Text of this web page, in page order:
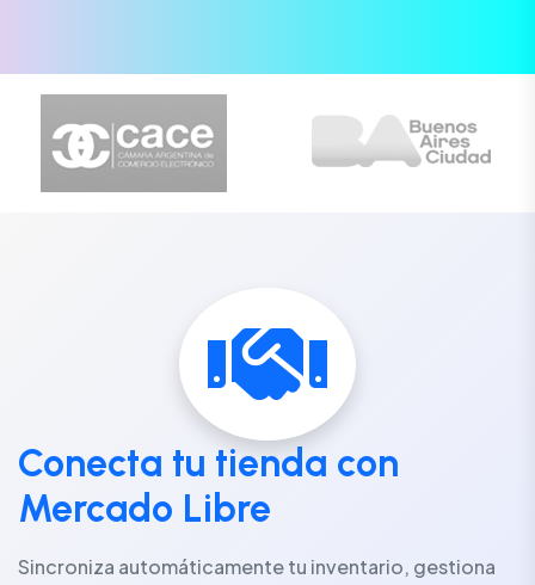
Conecta tu tienda con
Mercado Libre
Sincroniza automáticamente tu inventario, gestiona